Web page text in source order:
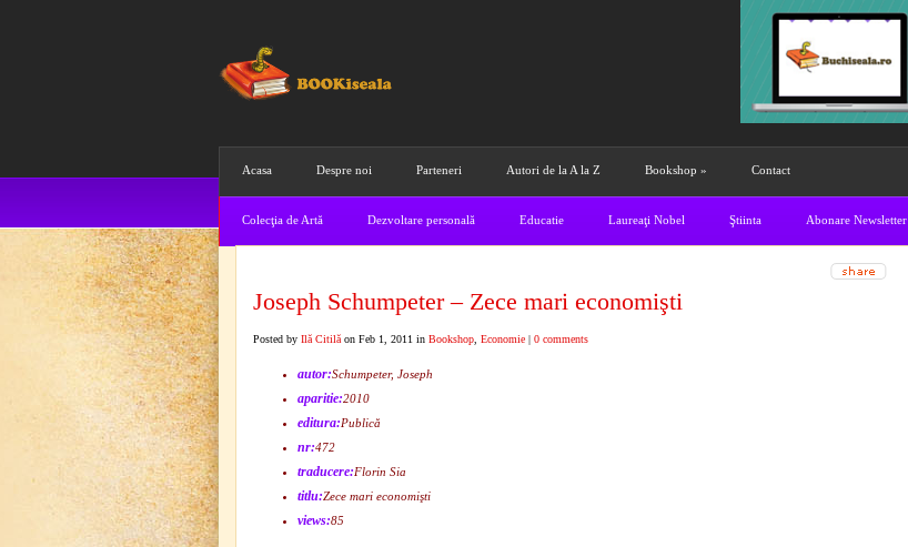
Acasa Despre noi Parteneri Autori de la A la Z Bookshop » Contact
Colecţia de Artă Dezvoltare personală Educatie Laureaţi Nobel Ştiinta Abonare Newsletter
Joseph Schumpeter – Zece mari economişti
Posted by Ilă Citilă on Feb 1, 2011 in Bookshop Economie | 0 comments
autor:Schumpeter, Joseph
aparitie:2010
editura:Publică
nr:472
traducere:Florin Sia
titlu:Zece mari economişti
views:85